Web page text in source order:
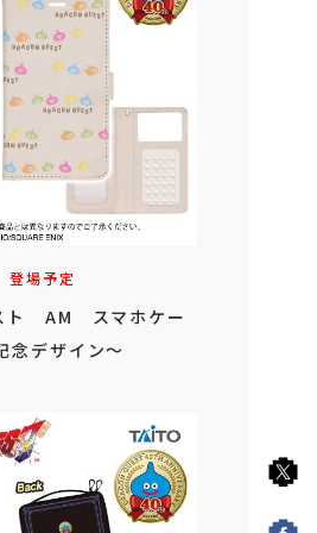
登場予定
ト AM スマホケー
デザイン～